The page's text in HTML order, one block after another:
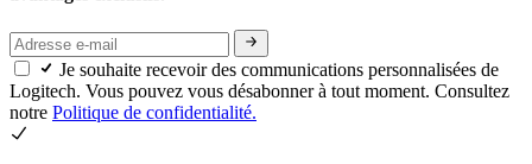
Je souhaite recevoir des communications personnalisées de
Logitech. Vous pouvez vous désabonner à tout moment. Consultez
notre Politique de confidentialité.